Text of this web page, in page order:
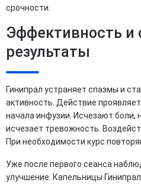
срочности.
Эффективность
результаты
Гинипрал устраняет спазмы и
активность. Действие
начала инфузии. Исчезают боли,
исчезает тревожность.
При необходимости курс
Уже после первого сеанса
улучшение. Капельницы